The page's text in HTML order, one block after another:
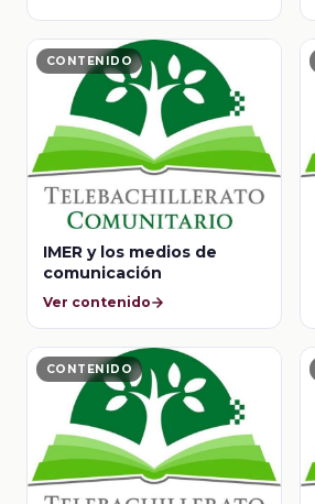
CONTENIDO
IMER y los medios de
comunicación
Ver contenido
CONTENIDO